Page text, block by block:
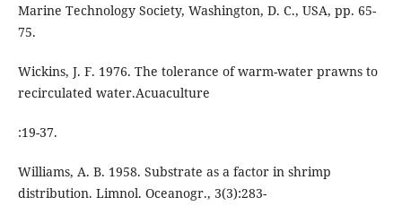
Marine Technology Society, Washington, D. C., USA, pp. 65-
75.
Wickins, J. F. 1976. The tolerance of warm-water prawns to
recirculated water.Acuaculture
:19-37.
Williams, A. B. 1958. Substrate as a factor in shrimp
distribution. Limnol. Oceanogr., 3(3):283-